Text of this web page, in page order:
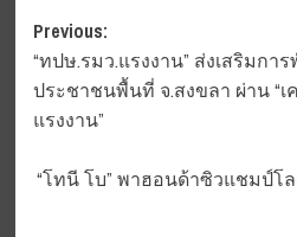
Post
navigation
Previous:
“ทปษ.รมว.แรงงาน” ส่งเสริมก
ประชาชนพื้นที่ จ.สงขลา ผ่าน “
แรงงาน”
“โทนี โบ” พาฮอนด้าซิวแชมป์โ